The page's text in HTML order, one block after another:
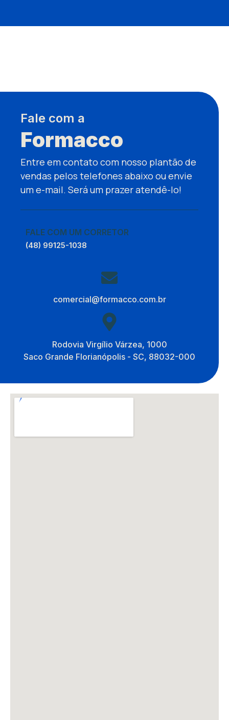
Fale com a
Formacco
Entre em contato com nosso plantão de
vendas pelos telefones abaixo ou envie
um e-mail. Será um prazer atendê-lo!
FALE COM UM CORRETOR
(48) 99125-1038​​
comercial@formacco.com.br
Rodovia Virgílio Várzea, 1000
Saco Grande Florianópolis - SC, 88032-000